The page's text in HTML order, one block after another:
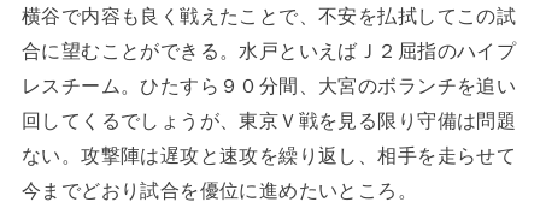
横谷で内容も良く戦えたことで、不安を払拭してこの試
合に望むことができる。水戸といえばＪ２屈指のハイプ
レスチーム。ひたすら９０分間、大宮のボランチを追い
回してくるでしょうが、東京Ｖ戦を見る限り守備は問題
ない。攻撃陣は遅攻と速攻を繰り返し、相手を走らせて
今までどおり試合を優位に進めたいところ。